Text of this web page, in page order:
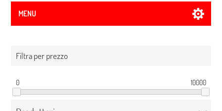
MENU
Filtra per prezzo
0 10000